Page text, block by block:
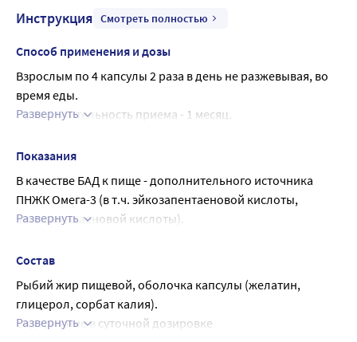
Инструкция Смотреть полностью
Способ применения и дозы
Взрослым по 4 капсулы 2 раза в день не разжевывая, во
время еды.
Продолжительность приема - 1 месяц.
Развернуть
Показания
В качестве БАД к пище - дополнительного источника
ПНЖК Омега-3 (в т.ч. эйкозапентаеновой кислоты,
докозагексаеновой кислоты).
• для снижения риска возникновения и развития
катаракты, ВДС (возрастной дегенерации сетчатки)
• при повышенном уровне холестерина в крови
• для улучшения состояния сосудов
• для повышения иммунитета
Развернуть
Состав
Рыбий жир пищевой, оболочка капсулы (желатин,
глицерол, сорбат калия).
Содержание в суточной дозировке
Развернуть